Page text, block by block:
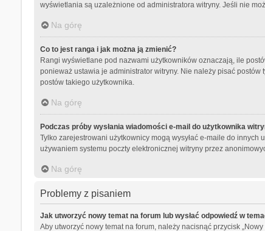
wyświetlania są uzależnione od administratora witryny. Jeśli nie
Na górę
Co to jest ranga i jak można ją zmienić?
Rangi wyświetlane pod nazwami użytkowników oznaczają, ile
ponieważ ustawia je administrator witryny. Nie należy pisać
postów takiego użytkownika.
Na górę
Podczas próby wysłania wiadomości e-mail do użytkownika
Tylko zarejestrowani użytkownicy mogą wysyłać e-maile do innych
używaniem systemu poczty elektronicznej witryny przez
Na górę
Problemy z pisaniem
Jak utworzyć nowy temat na forum lub wysłać odpowiedź w
Aby utworzyć nowy temat na forum, należy nacisnąć przycisk